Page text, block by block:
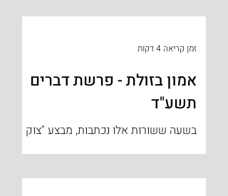
ריקים, שמהם שתו החסידים מי-דבש...
אמון בזולת - פרשת דברים
תשע"ד
בשעה ששורות אלו נכתבות, מבצע "צוק
להצלחתם של חיילי צה"ל, המחרפים
זמן קריאה 4 דקות